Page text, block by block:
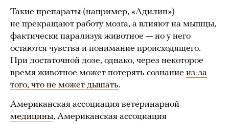
Такие препараты (например, «Адилин»)
не прекращают работу мозга, а влияют на мышцы,
фактически парализуя животное — но у него
остаются чувства и понимание происходящего.
При достаточной дозе, однако, через некоторое
время животное может потерять сознание из-за
того, что не может дышать.
Американская ассоциация ветеринарной
медицины, Американская ассоциация